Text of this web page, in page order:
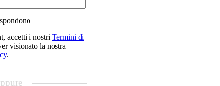
accetti i nostri Termini di
visionato la nostra
.